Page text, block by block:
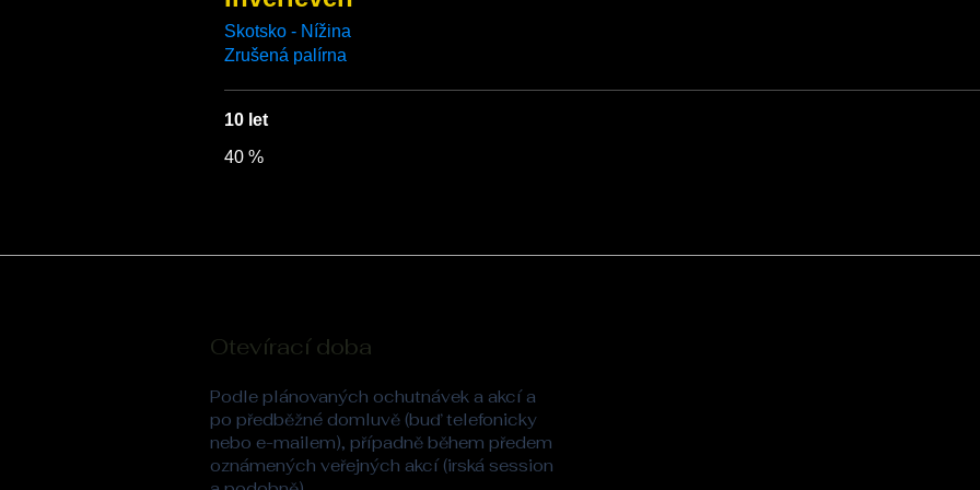
Skotsko - Nížina
Zrušená palírna
10 let
40 %
Otevírací doba
Podle plánovaných ochutnávek a akcí a
po předběžné domluvě (buď telefonicky
nebo e-mailem), případně během předem
oznámených veřejných akcí (irská session